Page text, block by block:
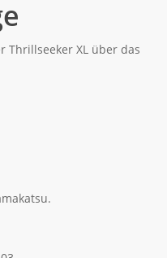
Thrillseeker XL über das